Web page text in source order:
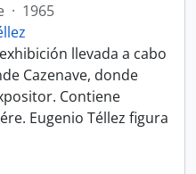
· 1965
llevada a cabo
Cazenave, donde
Contiene
Eugenio Téllez figura